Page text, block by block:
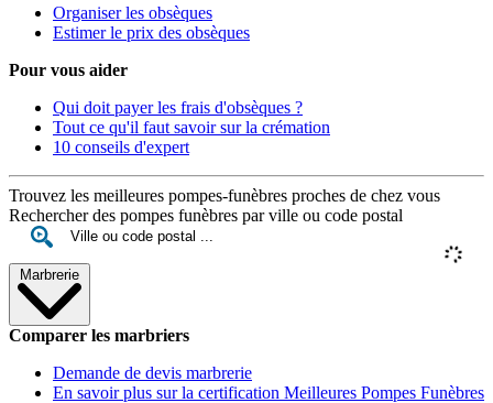
Organiser les obsèques
Estimer le prix des obsèques
Pour vous aider
Qui doit payer les frais d'obsèques ?
Tout ce qu'il faut savoir sur la crémation
10 conseils d'expert
Trouvez les meilleures pompes-funèbres proches de chez vous
Rechercher des pompes funèbres par ville ou code postal
Marbrerie
Comparer les marbriers
Demande de devis marbrerie
En savoir plus sur la certification Meilleures Pompes Funèbres